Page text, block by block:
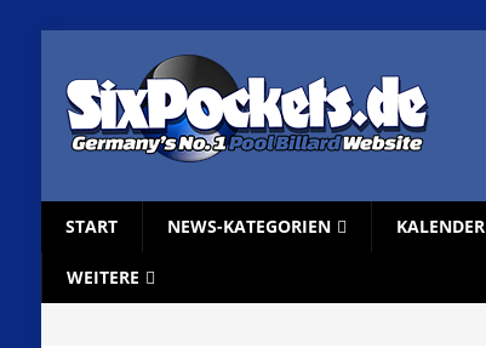
START NEWS-KATEGORIEN KALENDER
WEITERE